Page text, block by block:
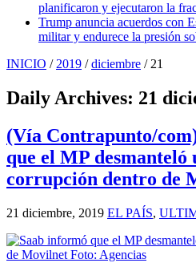
planificaron y ejecutaron la
Trump anuncia acuerdos con
militar y endurece la presión
INICIO / 2019 / diciembre / 21
Daily Archives: 21
(Vía Contrapunto/
que el MP desmanteló
corrupción dentro de
21 diciembre, 2019 EL PAÍS,